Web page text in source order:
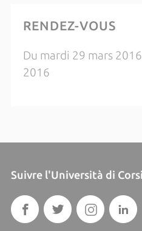
RENDEZ-VOUS
Du mardi 29 mars
2016
Suivre l'Università di